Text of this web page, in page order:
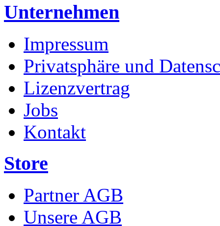
Unternehmen
Impressum
Privatsphäre und
Lizenzvertrag
Jobs
Kontakt
Store
Partner AGB
Unsere AGB